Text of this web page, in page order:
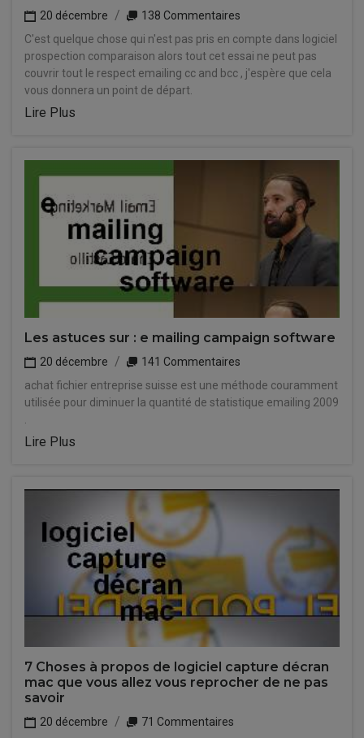
20 décembre
138 Commentaires
C'est quelque chose qui n'est pas pris en compte dans logiciel
prospection comparaison alors tout cet essai ne peut pas
couvrir tout le respect emailing cc and bcc , j'espère que cela
vous donnera un point de départ.
Lire Plus
Les astuces sur : e mailing campaign software
20 décembre
141 Commentaires
achat fichier entreprise suisse est une méthode couramment
utilisée pour diminuer la quantité de statistique emailing 2009
Lire Plus
7 Choses à propos de logiciel capture décran
mac que vous allez vous reprocher de ne pas
savoir
20 décembre
71 Commentaires